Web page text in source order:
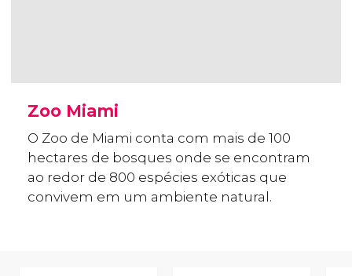
Zoo Miami
O Zoo de Miami conta com mais de 100
hectares de bosques onde se encontram
ao redor de 800 espécies exóticas que
convivem em um ambiente natural.